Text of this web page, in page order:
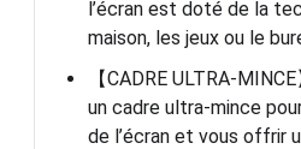
l’écran est doté de la
maison, les jeux ou le
【CADRE ULTRA-
un cadre ultra-mince
de l’écran et vous offrir